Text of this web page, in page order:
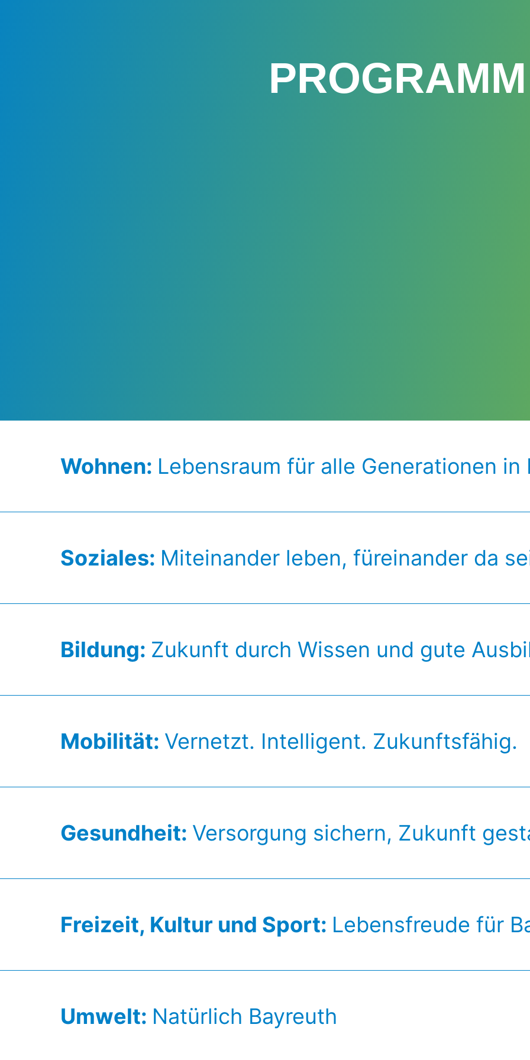
PROGRAMM
Wohnen: Lebensraum für alle Generationen in
Soziales: Miteinander leben, füreinander da
Bildung: Zukunft durch Wissen und gute
Mobilität: Vernetzt. Intelligent. Zukunftsfähig.
Gesundheit: Versorgung sichern, Zukunft
Freizeit, Kultur und Sport: Lebensfreude für
Umwelt: Natürlich Bayreuth